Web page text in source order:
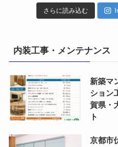
さらに読み込む
内装工事・メンテナンス
新築マ
ション
賀県・
ト
京都市